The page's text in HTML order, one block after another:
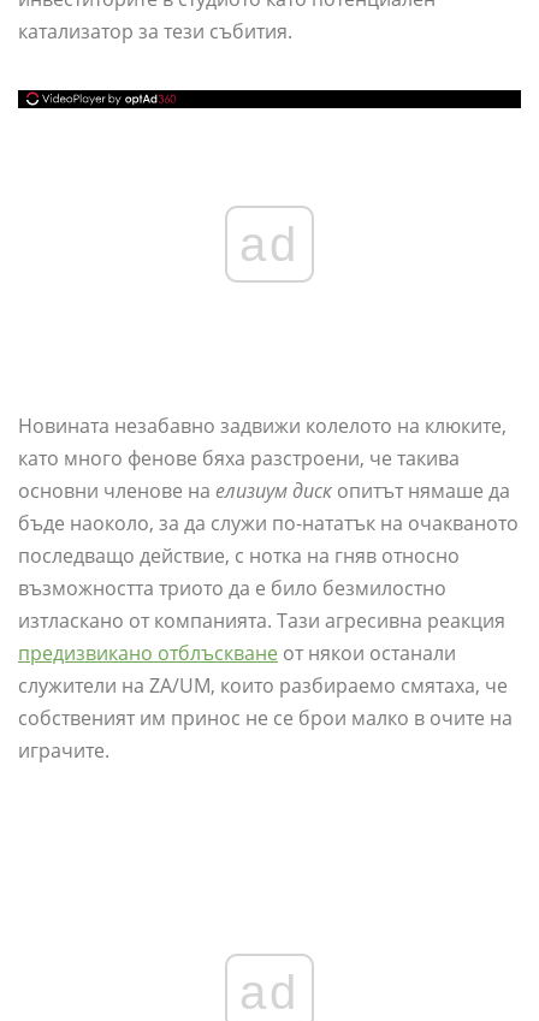
катализатор за тези събития.
ad
Новината незабавно задвижи колелото на клюките,
като много фенове бяха разстроени, че такива
основни членове на елизиум диск опитът нямаше да
бъде наоколо, за да служи по-нататък на очакваното
последващо действие, с нотка на гняв относно
възможността триото да е било безмилостно
изтласкано от компанията. Тази агресивна реакция
предизвикано отблъскване от някои останали
служители на ZA/UM, които разбираемо смятаха, че
собственият им принос не се брои малко в очите на
играчите.
ad